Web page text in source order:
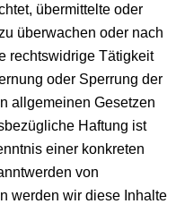
übermittelte oder
überwachen oder nach
rechtswidrige Tätigkeit
oder Sperrung der
allgemeinen Gesetzen
Haftung ist
einer konkreten
von
werden wir diese Inhalte